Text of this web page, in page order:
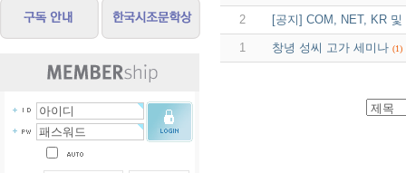
2 [공지] COM, NET, KR
1 창녕 성씨 고가 세미나 (1)